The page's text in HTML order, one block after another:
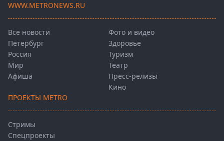
WWW.METRONEWS.RU
Все новости
Петербург
Россия
Мир
Афиша
Фото и видео
Здоровье
Туризм
Театр
Пресс-релизы
Кино
ПРОЕКТЫ METRO
Стримы
Спецпроекты